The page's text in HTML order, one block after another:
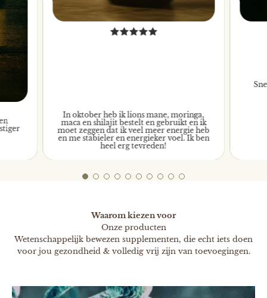
Energie
In oktober heb ik lions mane, moringa,
maca en shilajit bestelt en gebruikt en ik
moet zeggen dat ik veel meer energie heb
en me stabieler en energieker voel. Ik ben
heel erg tevreden!
Waarom kiezen voor
Onze producten
Wetenschappelijk bewezen supplementen, die echt iets doen
voor jou gezondheid & volledig vrij zijn van toevoegingen.